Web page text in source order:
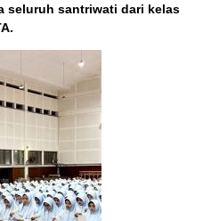
seluruh santriwati dari kelas